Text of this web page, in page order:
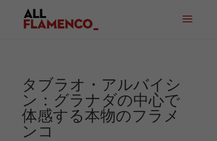
タブラオ・アルバイシ
ン：グラナダの中心で
体感する本物のフラメ
ンコ